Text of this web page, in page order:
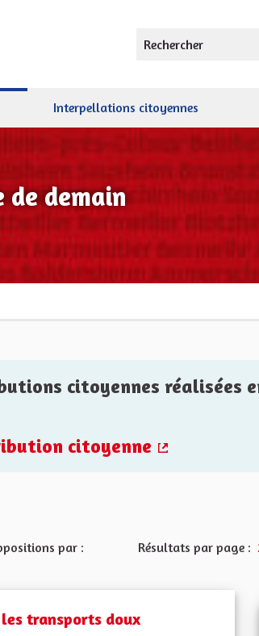
Rechercher
Interpellations citoyennes
de demain
citoyennes réalisées
citoyenne
par :
Résultats par page :
transports doux